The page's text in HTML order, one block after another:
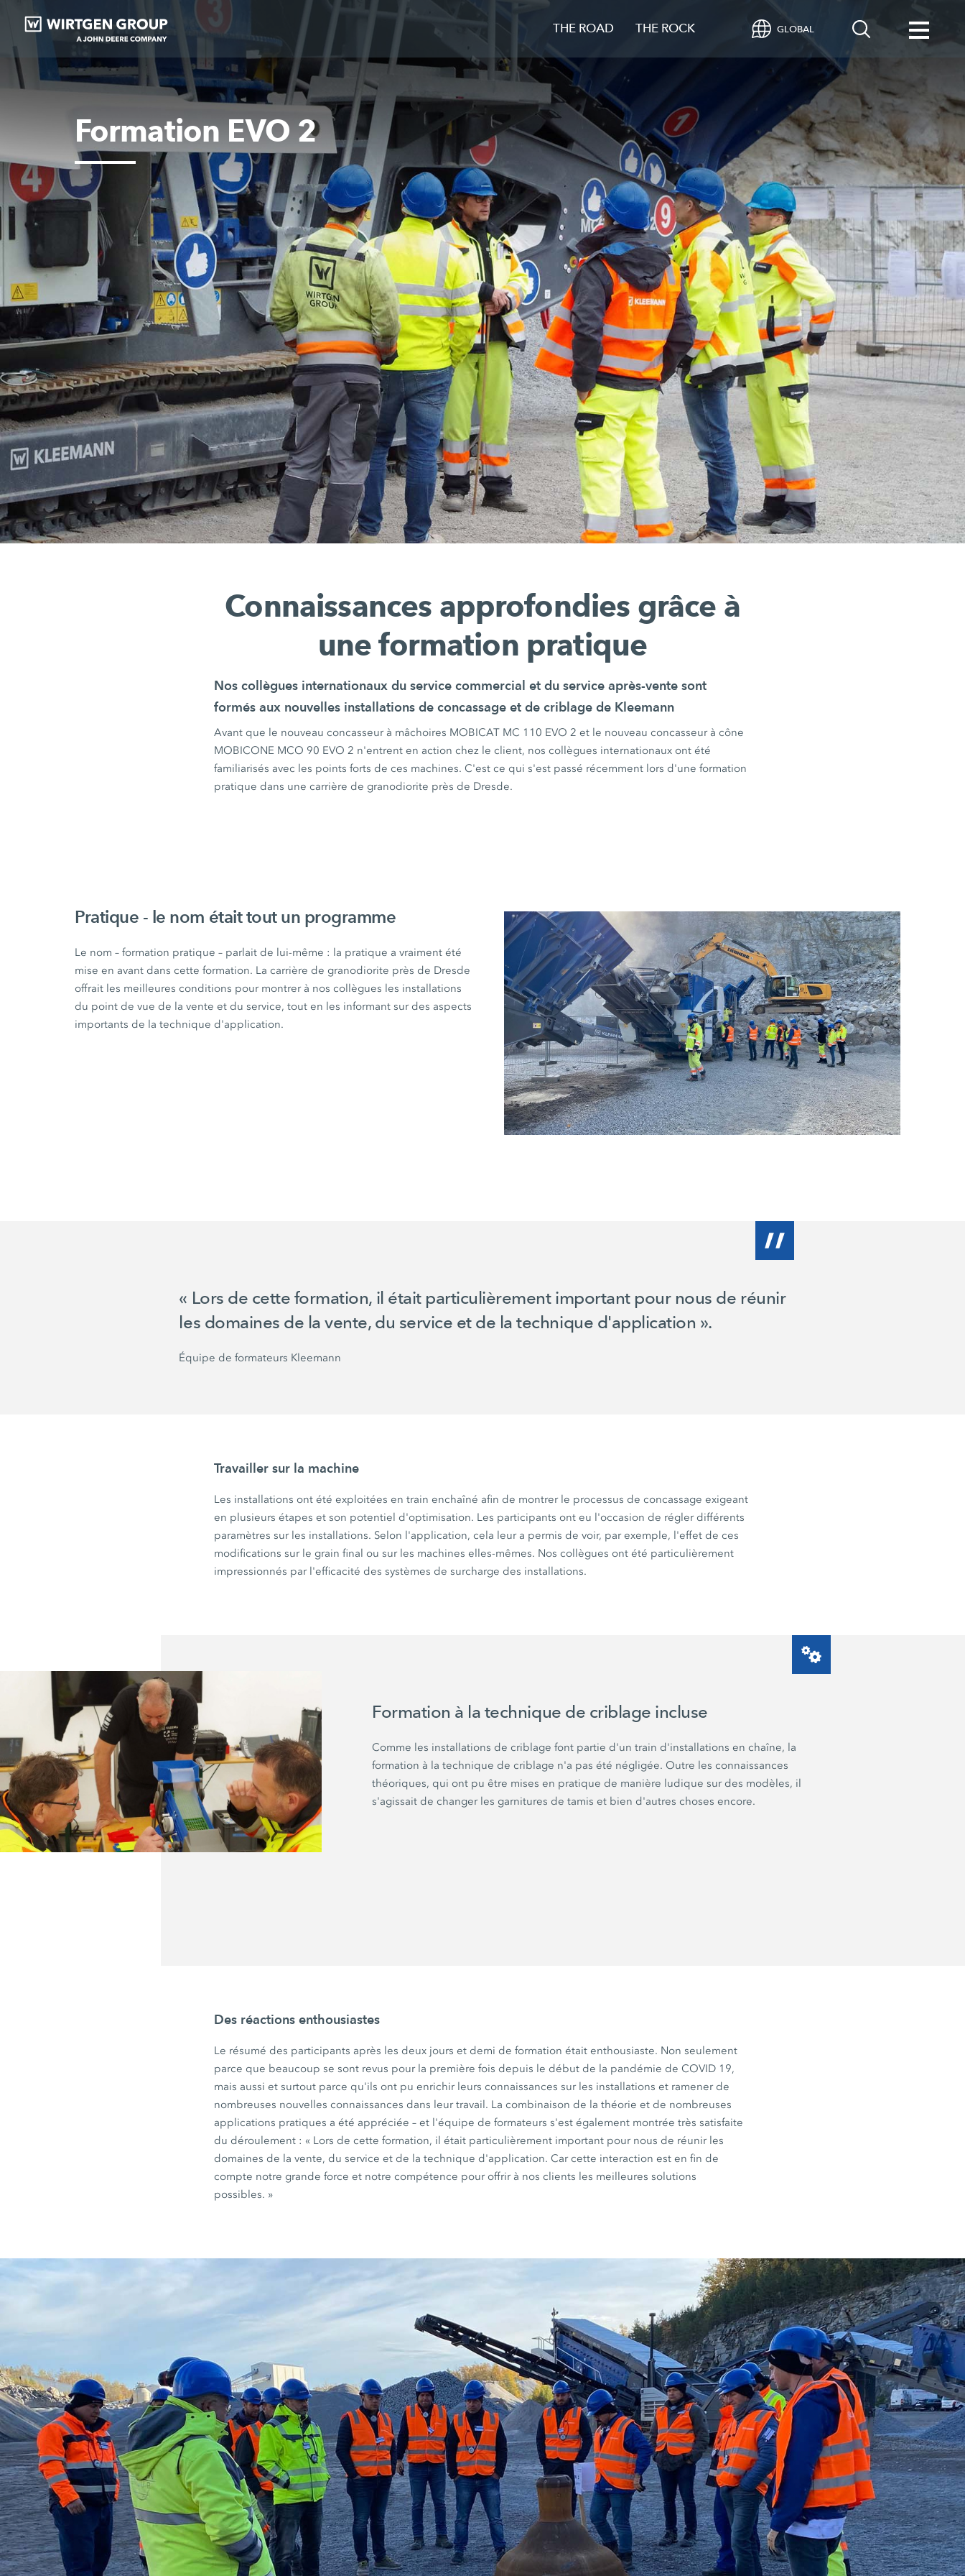
THE ROAD THE ROCK GLOBAL
Formation EVO 2
Connaissances approfondies grâce à
une formation pratique
Nos collègues internationaux du service commercial et du service après-vente sont
formés aux nouvelles installations de concassage et de criblage de Kleemann
Avant que le nouveau concasseur à mâchoires MOBICAT MC 110 EVO 2 et le nouveau concasseur à cône
MOBICONE MCO 90 EVO 2 n'entrent en action chez le client, nos collègues internationaux ont été
familiarisés avec les points forts de ces machines. C'est ce qui s'est passé récemment lors d'une formation
pratique dans une carrière de granodiorite près de Dresde.
Pratique - le nom était tout un programme
Le nom – formation pratique – parlait de lui-même : la pratique a vraiment été
mise en avant dans cette formation. La carrière de granodiorite près de Dresde
offrait les meilleures conditions pour montrer à nos collègues les installations
du point de vue de la vente et du service, tout en les informant sur des aspects
importants de la technique d'application.
« Lors de cette formation, il était particulièrement important pour nous de réunir
les domaines de la vente, du service et de la technique d'application ».
Équipe de formateurs Kleemann
Travailler sur la machine
Les installations ont été exploitées en train enchaîné afin de montrer le processus de concassage exigeant
en plusieurs étapes et son potentiel d'optimisation. Les participants ont eu l'occasion de régler différents
paramètres sur les installations. Selon l'application, cela leur a permis de voir, par exemple, l'effet de ces
modifications sur le grain final ou sur les machines elles-mêmes. Nos collègues ont été particulièrement
impressionnés par l'efficacité des systèmes de surcharge des installations.
Formation à la technique de criblage incluse
Comme les installations de criblage font partie d'un train d'installations en chaîne, la
formation à la technique de criblage n'a pas été négligée. Outre les connaissances
théoriques, qui ont pu être mises en pratique de manière ludique sur des modèles, il
s'agissait de changer les garnitures de tamis et bien d'autres choses encore.
Des réactions enthousiastes
Le résumé des participants après les deux jours et demi de formation était enthousiaste. Non seulement
parce que beaucoup se sont revus pour la première fois depuis le début de la pandémie de COVID 19,
mais aussi et surtout parce qu'ils ont pu enrichir leurs connaissances sur les installations et ramener de
nombreuses nouvelles connaissances dans leur travail. La combinaison de la théorie et de nombreuses
applications pratiques a été appréciée – et l'équipe de formateurs s'est également montrée très satisfaite
du déroulement : « Lors de cette formation, il était particulièrement important pour nous de réunir les
domaines de la vente, du service et de la technique d'application. Car cette interaction est en fin de
compte notre grande force et notre compétence pour offrir à nos clients les meilleures solutions
possibles. »